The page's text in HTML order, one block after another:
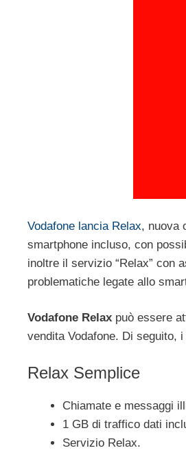
Vodafone lancia Relax, nuova
smartphone incluso, con
inoltre il servizio “Relax” con
problematiche legate allo
Vodafone Relax può essere
vendita Vodafone. Di seguito,
Relax Semplice
Chiamate e messaggi
1 GB di traffico dati
Servizio Relax.